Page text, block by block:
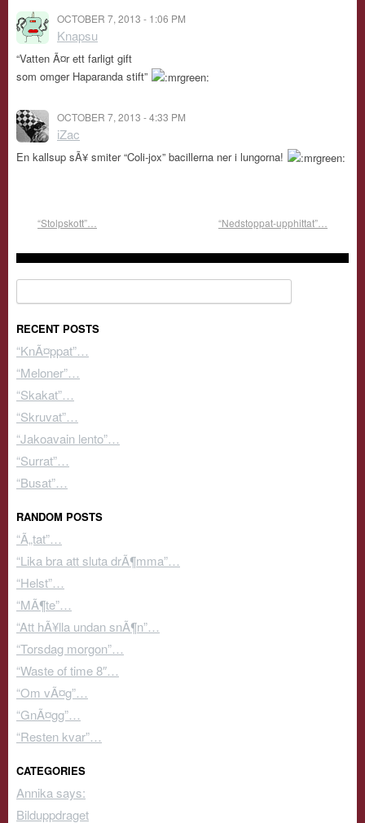
OCTOBER 7, 2013 - 1:06 PM
Knapsu
“Vatten Ã¤r ett farligt gift
som omger Haparanda stift”
OCTOBER 7, 2013 - 4:33 PM
iZac
En kallsup sÃ¥ smiter “Coli-jox” bacillerna ner i lungorna!
“Stolpskott”… “Nedstoppat-upphittat”…
RECENT POSTS
“KnÃ¤ppat”…
“Meloner”…
“Skakat”…
“Skruvat”…
“Jakoavain lento”…
“Surrat”…
“Busat”…
RANDOM POSTS
“Ã„tat”…
“Lika bra att sluta drÃ¶mma”…
“Helst”…
“MÃ¶te”…
“Att hÃ¥lla undan snÃ¶n”…
“Torsdag morgon”…
“Waste of time 8″…
“Om vÃ¤g”…
“GnÃ¤gg”…
“Resten kvar”…
CATEGORIES
Annika says:
Bilduppdraget